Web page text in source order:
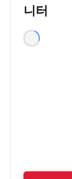
니터